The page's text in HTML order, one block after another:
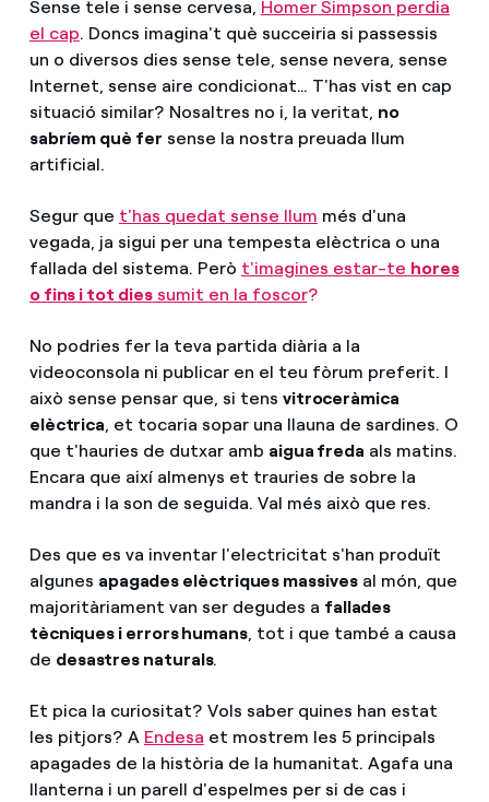
Sense tele i sense cervesa, Homer Simpson perdia
el cap. Doncs imagina't què succeiria si passessis
un o diversos dies sense tele, sense nevera, sense
Internet, sense aire condicionat… T'has vist en cap
situació similar? Nosaltres no i, la veritat, no
sabríem què fer sense la nostra preuada llum
artificial.
Segur que t'has quedat sense llum més d'una
vegada, ja sigui per una tempesta elèctrica o una
fallada del sistema. Però t'imagines estar-te hores
o fins i tot diessumit en la foscor?
No podries fer la teva partida diària a la
videoconsola ni publicar en el teu fòrum preferit. I
això sense pensar que, si tens vitroceràmica
elèctrica, et tocaria sopar una llauna de sardines. O
que t'hauries de dutxar amb aigua freda als matins.
Encara que així almenys et trauries de sobre la
mandra i la son de seguida. Val més això que res.
Des que es va inventar l'electricitat s'han produït
algunes apagades elèctriques massivesal món, que
majoritàriament van ser degudes a fallades
tècniques i errors humans, tot i que també a causa
de desastres naturals.
Et pica la curiositat? Vols saber quines han estat
les pitjors? A Endesa et mostrem les 5 principals
apagades de la història de la humanitat. Agafa una
llanterna i un parell d'espelmes per si de cas i